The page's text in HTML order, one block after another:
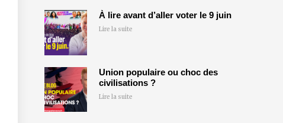
À lire avant d’aller voter le 9 juin
Lire la suite
Union populaire ou choc des
civilisations ?
Lire la suite